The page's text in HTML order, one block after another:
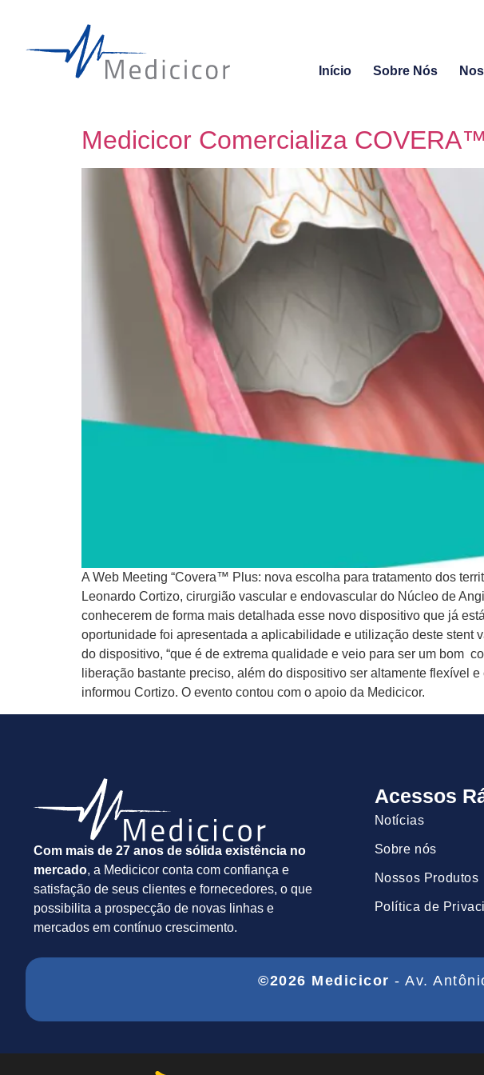
Início Sobre Nós
Medicicor Comercializa
A Web Meeting “Covera™ Plus: nova escolha para tratamento dos
Leonardo Cortizo, cirurgião vascular e endovascular do Núcleo de
conhecerem de forma mais detalhada esse novo dispositivo que já
oportunidade foi apresentada a aplicabilidade e utilização deste
do dispositivo, “que é de extrema qualidade e veio para ser um bom
liberação bastante preciso, além do dispositivo ser altamente flexível
informou Cortizo. O evento contou com o apoio da Medicicor.
Com mais de 27 anos de sólida existência no
mercado, a Medicicor conta com confiança e
satisfação de seus clientes e fornecedores, o que
possibilita a prospecção de novas linhas e
mercados em contínuo crescimento.
Acessos
Notícias
Sobre nós
Nossos Produtos
Política de
©2026 Medicicor - Av.